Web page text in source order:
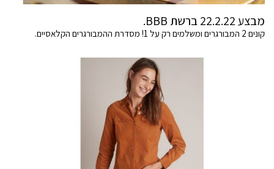
מבצע 22.2.22 ברשת BBB.
קונים 2 המבורגרים ומשלמים רק על 1! מסדרת ההמבורגרים הקלאסיים.